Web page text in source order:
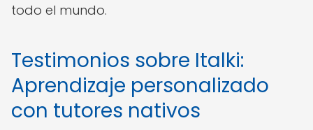
todo el mundo.
Testimonios sobre Italki:
Aprendizaje personalizado
con tutores nativos